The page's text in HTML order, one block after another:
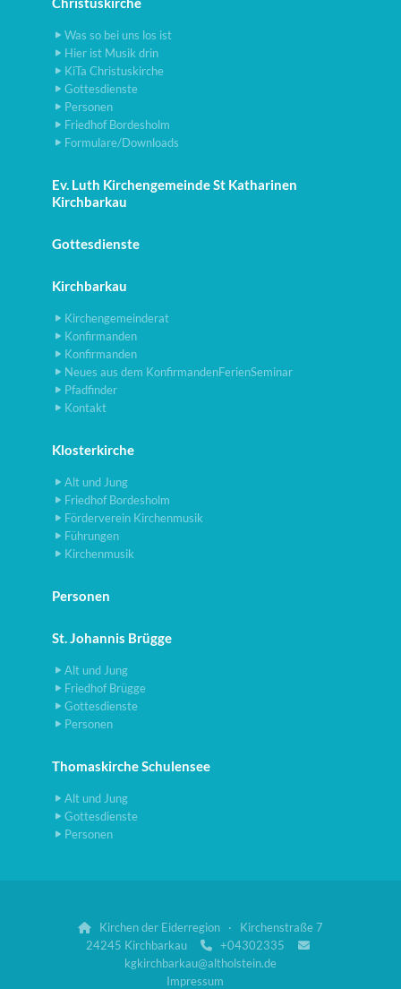
Was so bei uns los ist
Hier ist Musik drin
KiTa Christuskirche
Gottesdienste
Personen
Friedhof Bordesholm
Formulare/Downloads
Ev. Luth Kirchengemeinde St Katharinen
Kirchbarkau
Gottesdienste
Kirchbarkau
Kirchengemeinderat
Konfirmanden
Konfirmanden
Neues aus dem KonfirmandenFerienSeminar
Pfadfinder
Kontakt
Klosterkirche
Alt und Jung
Friedhof Bordesholm
Förderverein Kirchenmusik
Führungen
Kirchenmusik
Personen
St. Johannis Brügge
Alt und Jung
Friedhof Brügge
Gottesdienste
Personen
Thomaskirche Schulensee
Alt und Jung
Gottesdienste
Personen

Kirchen der Eiderregion · Kirchenstraße 7
24245 Kirchbarkau
 +04302335 
kgkirchbarkau@altholstein.de
Impressum